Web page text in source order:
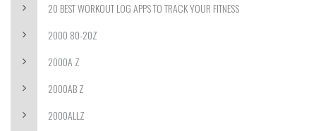
20 BEST WORKOUT LOG APPS TO TRACK YOUR FITNESS
2000 80-20Z
2000A Z
2000AB Z
2000ALLZ